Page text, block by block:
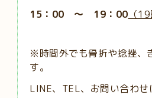
15：00 ～ 19：00 （
※時間外でも骨折や捻挫、
す。
LINE、TEL、お問い合わせ